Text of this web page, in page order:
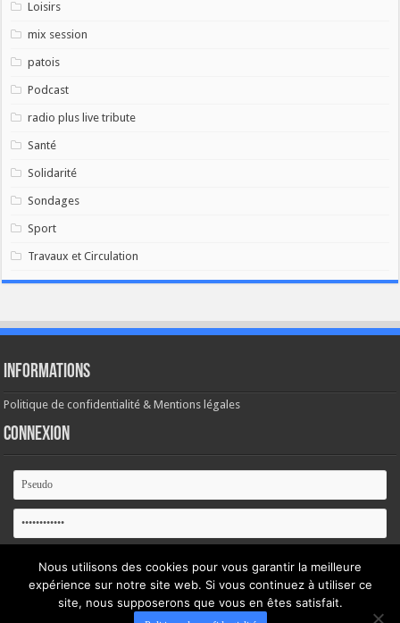
Loisirs
mix session
patois
Podcast
radio plus live tribute
Santé
Solidarité
Sondages
Sport
Travaux et Circulation
Informations
Politique de confidentialité & Mentions légales
Connexion
Se souvenir de moi
Mot de passe oublié ?
Nous utilisons des cookies pour vous garantir la meilleure
expérience sur notre site web. Si vous continuez à utiliser ce
site, nous supposerons que vous en êtes satisfait.